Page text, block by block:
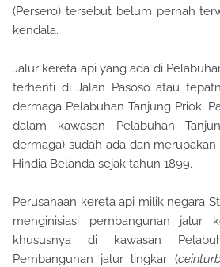
(Persero) tersebut belum pernah
kendala.
Jalur kereta api yang ada di
terhenti di Jalan Pasoso atau
dermaga Pelabuhan Tanjung Priok.
dalam kawasan Pelabuhan
dermaga) sudah ada dan
Hindia Belanda sejak tahun 1899.
Perusahaan kereta api milik negara
menginisiasi pembangunan jalur
khususnya di kawasan
Pembangunan jalur lingkar (